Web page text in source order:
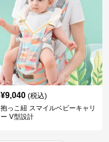
¥9,040 (税込)
抱っこ紐 スマイルベビーキャリ
ー V型設計